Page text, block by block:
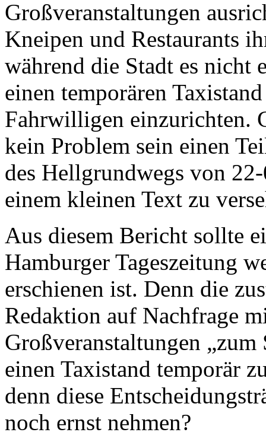
Großveranstaltungen
Kneipen und Restaurants
während die Stadt es nicht
einen temporären
Fahrwilligen einzurichten.
kein Problem sein einen
des Hellgrundwegs von
einem kleinen Text zu
Aus diesem Bericht sollte
Hamburger Tageszeitung
erschienen ist. Denn die
Redaktion auf Nachfrage
Großveranstaltungen „zum
einen Taxistand temporär
denn diese
noch ernst nehmen?